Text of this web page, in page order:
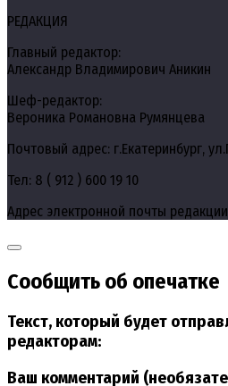
РЕДАКЦИЯ
Главный редактор:
Александр Владимирович Аникин
Шеф-редактор:
Вероника Романовна Румянцева
Почтовый адрес: г.Екатеринбург,
Тел: 8 ( 912 ) 600 19 10
Адрес электронной почты
Сообщить об опечатке
Текст, который будет
редакторам:
Ваш комментарий